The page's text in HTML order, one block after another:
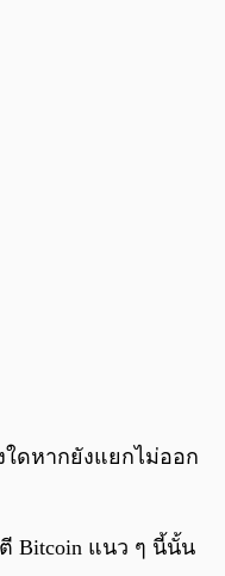
ดหากยังแยกไม่ออก
Bitcoin แนว ๆ นี้นั้น